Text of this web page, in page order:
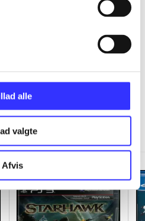
alle
valgte
Afvis